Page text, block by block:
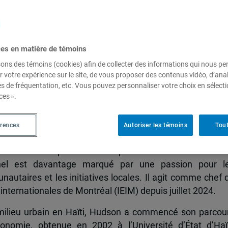
Michel, chef de projet
le parcours reflète un engagement profond pour
une expertise en coopération internationale.
est davantage marqué par une passion pour
et les initiatives locales. Il agit comme chef
de Montréal (IEIM) depuis juillet 2024.
urbain en Haïti, Hudson a commencé son
obtenue en 2002 à l’Université d’État
en matière de témoins
des témoins (cookies) afin de collecter des informations qui nous
votre expérience sur le site, de vous proposer des contenus vidéo,
de fréquentation, etc. Vous pouvez personnaliser votre choix en
».
Autoriser les témoins